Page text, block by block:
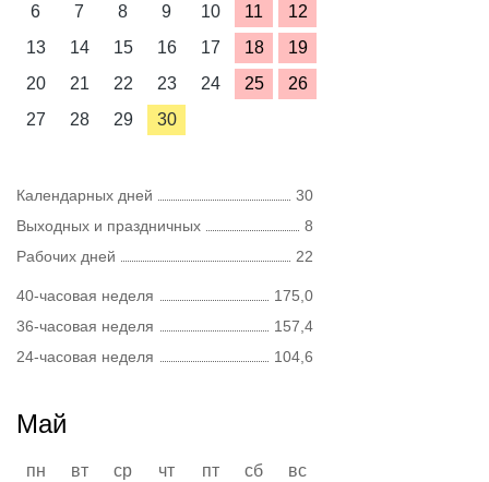
6
7 8 9 10 11
12
13
14 15 16 17 18
19
20
21 22 23 24 25
26
27
28 29 30
Календарных дней
30
Выходных и праздничных
8
Рабочих дней
22
40-часовая неделя
175,0
36-часовая неделя
157,4
24-часовая неделя
104,6
Май
пн вт ср чт пт сб
вс